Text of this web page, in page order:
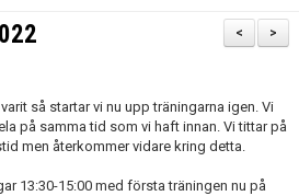
>
<
så startar vi nu upp träningarna igen. Vi
på samma tid som vi haft innan. Vi tittar på
men återkommer vidare kring detta.
13:30-15:00 med första träningen nu på